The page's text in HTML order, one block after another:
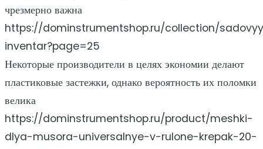
чрезмерно важна
https://dominstrumentshop.ru/collection/
inventar?page=25
Некоторые производители в целях экономии делают
пластиковые застежки, однако вероятность их поломки
велика
https://dominstrumentshop.ru/product/meshki-
dlya-musora-universalnye-v-rulone-krepak-20-